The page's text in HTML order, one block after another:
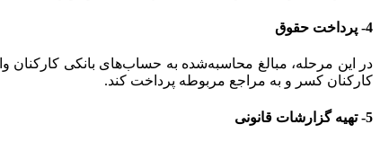
4- پرداخت حقوق
در این مرحله، مبالغ محاسبه‌شده به حساب‌های بانکی
کارکنان کسر و به مراجع مربوطه پرداخت کند.
5- تهیه گزارشات قانونی